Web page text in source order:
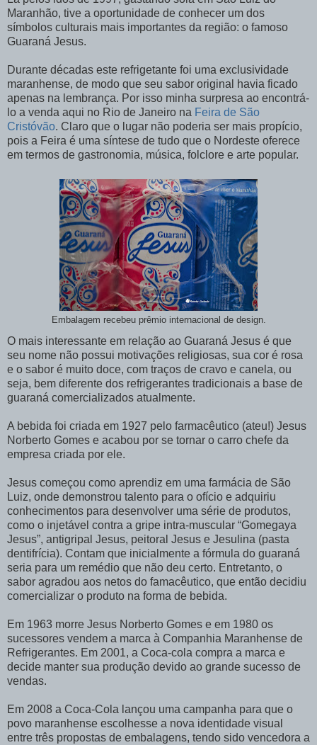
Maranhão, tive a oportunidade de conhecer um dos
símbolos culturais mais importantes da região: o famoso
Guaraná Jesus.
Durante décadas este refrigetante foi uma exclusividade
maranhense, de modo que seu sabor original havia ficado
apenas na lembrança. Por isso minha surpresa ao encontrá-
lo a venda aqui no Rio de Janeiro na Feira de São
Cristóvão. Claro que o lugar não poderia ser mais propício,
pois a Feira é uma síntese de tudo que o Nordeste oferece
em termos de gastronomia, música, folclore e arte popular.
Embalagem recebeu prêmio internacional de design.
O mais interessante em relação ao Guaraná Jesus é que
seu nome não possui motivações religiosas, sua cor é rosa
e o sabor é muito doce, com traços de cravo e canela, ou
seja, bem diferente dos refrigerantes tradicionais a base de
guaraná comercializados atualmente.
A bebida foi criada em 1927 pelo farmacêutico (ateu!) Jesus
Norberto Gomes e acabou por se tornar o carro chefe da
empresa criada por ele.
Jesus começou como aprendiz em uma farmácia de São
Luiz, onde demonstrou talento para o ofício e adquiriu
conhecimentos para desenvolver uma série de produtos,
como o injetável contra a gripe intra-muscular “Gomegaya
Jesus”, antigripal Jesus, peitoral Jesus e Jesulina (pasta
dentifrícia). Contam que inicialmente a fórmula do guaraná
seria para um remédio que não deu certo. Entretanto, o
sabor agradou aos netos do famacêutico, que então decidiu
comercializar o produto na forma de bebida.
Em 1963 morre Jesus Norberto Gomes e em 1980 os
sucessores vendem a marca à Companhia Maranhense de
Refrigerantes. Em 2001, a Coca-cola compra a marca e
decide manter sua produção devido ao grande sucesso de
vendas.
Em 2008 a Coca-Cola lançou uma campanha para que o
povo maranhense escolhesse a nova identidade visual
entre três propostas de embalagens, tendo sido vencedora a